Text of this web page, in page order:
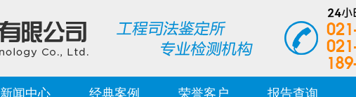
新闻中心 经典案例 荣誉客户 报告查询